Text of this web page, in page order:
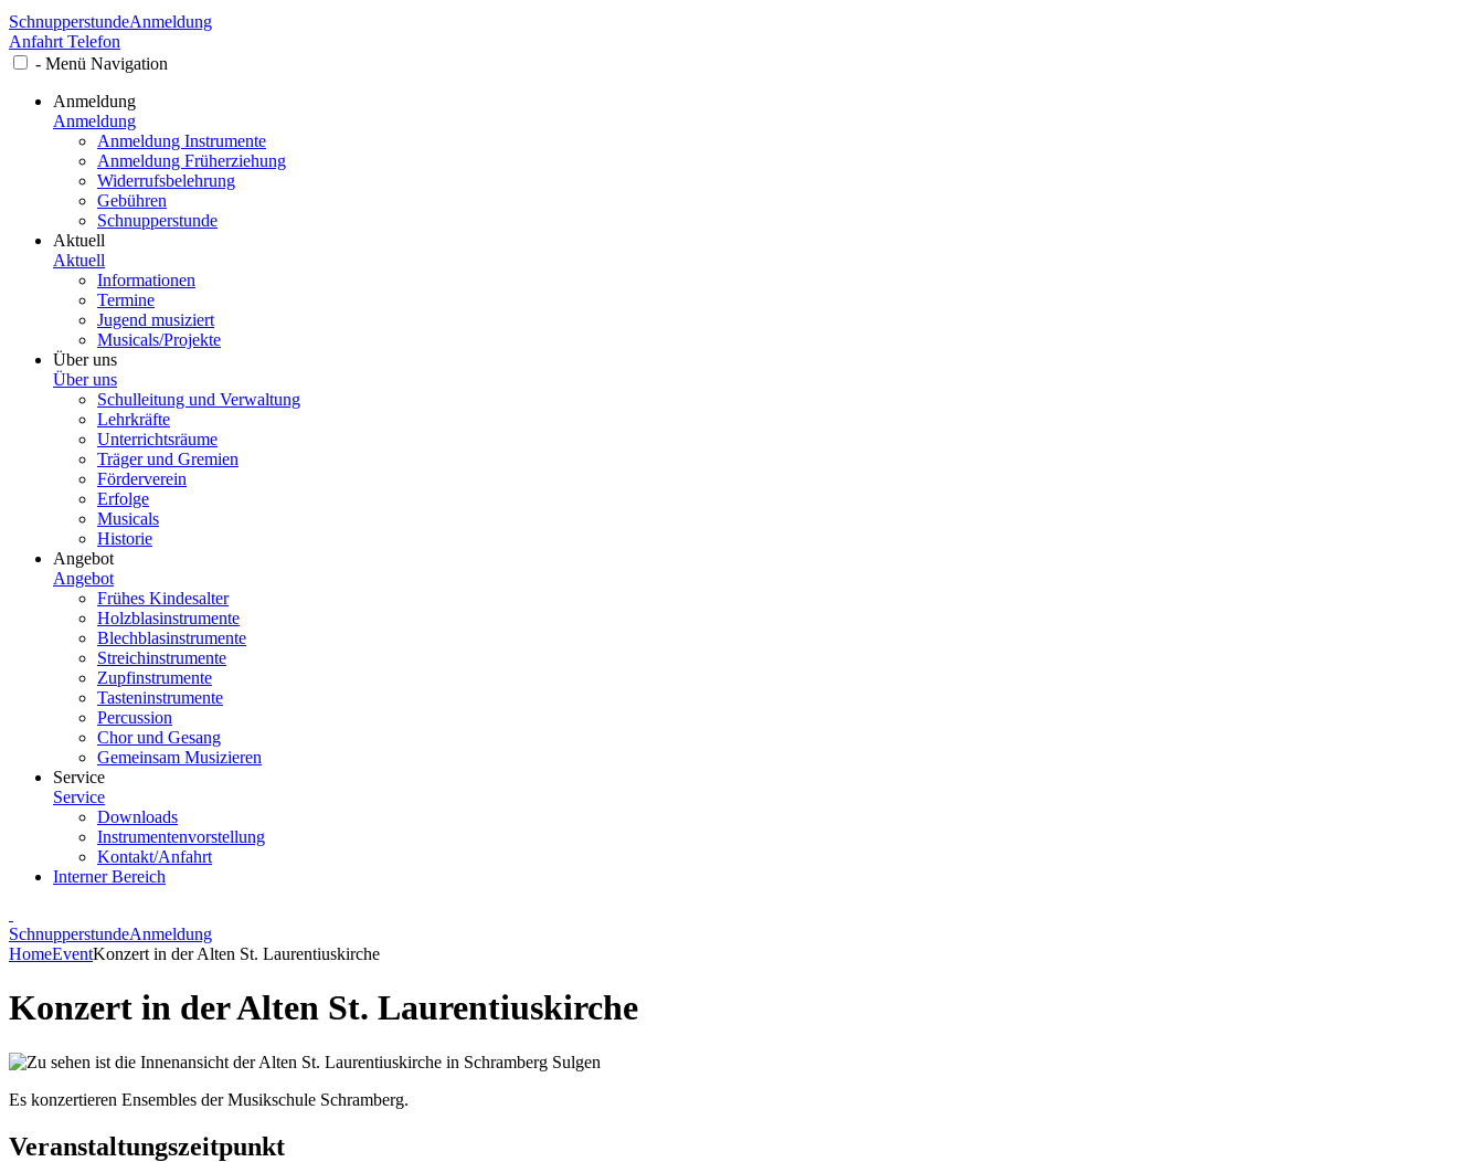
SchnupperstundeAnmeldung
Anfahrt Telefon
- Menü Navigation
Anmeldung
Anmeldung
Anmeldung Instrumente
Anmeldung Früherziehung
Widerrufsbelehrung
Gebühren
Schnupperstunde
Aktuell
Aktuell
Informationen
Termine
Jugend musiziert
Musicals/Projekte
Über uns
Über uns
Schulleitung und Verwaltung
Lehrkräfte
Unterrichtsräume
Träger und Gremien
Förderverein
Erfolge
Musicals
Historie
Angebot
Angebot
Frühes Kindesalter
Holzblasinstrumente
Blechblasinstrumente
Streichinstrumente
Zupfinstrumente
Tasteninstrumente
Percussion
Chor und Gesang
Gemeinsam Musizieren
Service
Service
Downloads
Instrumentenvorstellung
Kontakt/Anfahrt
Interner Bereich
SchnupperstundeAnmeldung
HomeEventKonzert in der Alten St. Laurentiuskirche
Konzert in der Alten St. Laurentiuskirche
Es konzertieren Ensembles der Musikschule Schramberg.
Veranstaltungszeitpunkt